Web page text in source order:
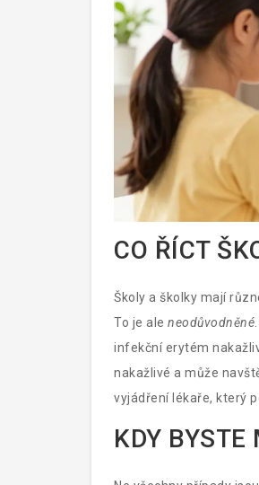
CO ŘÍCT
Školy a školky mají
To je ale neodůvodněné
infekční erytém
nakažlivé a může
vyjádření lékaře, který
přezkoumání, pokud
KDY BYSTE